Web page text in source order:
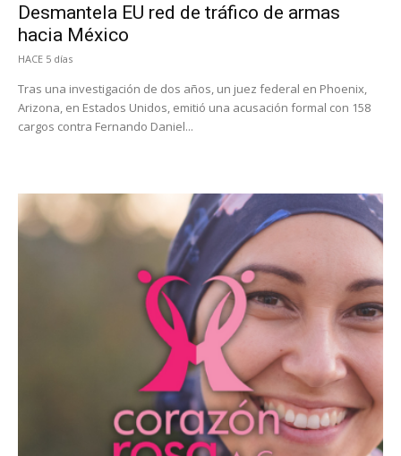
Desmantela EU red de tráfico de armas
hacia México
HACE 5 días
Tras una investigación de dos años, un juez federal en Phoenix,
Arizona, en Estados Unidos, emitió una acusación formal con 158
cargos contra Fernando Daniel...